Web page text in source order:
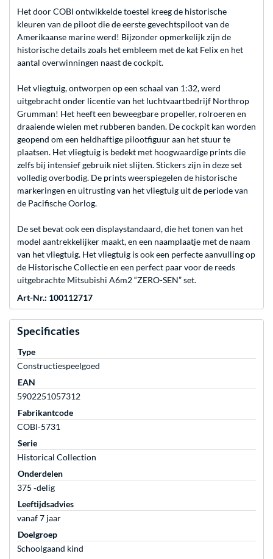
Het door COBI ontwikkelde toestel kreeg de historische
kleuren van de piloot die de eerste gevechtspiloot van de
Amerikaanse marine werd! Bijzonder opmerkelijk zijn de
historische details zoals het embleem met de kat Felix en het
aantal overwinningen naast de cockpit.
Het vliegtuig, ontworpen op een schaal van 1:32, werd
uitgebracht onder licentie van het luchtvaartbedrijf Northrop
Grumman! Het heeft een beweegbare propeller, rolroeren en
draaiende wielen met rubberen banden. De cockpit kan worden
geopend om een heldhaftige pilootfiguur aan het stuur te
plaatsen. Het vliegtuig is bedekt met hoogwaardige prints die
zelfs bij intensief gebruik niet slijten. Stickers zijn in deze set
volledig overbodig. De prints weerspiegelen de historische
markeringen en uitrusting van het vliegtuig uit de periode van
de Pacifische Oorlog.
De set bevat ook een displaystandaard, die het tonen van het
model aantrekkelijker maakt, en een naamplaatje met de naam
van het vliegtuig. Het vliegtuig is ook een perfecte aanvulling op
de Historische Collectie en een perfect paar voor de reeds
uitgebrachte Mitsubishi A6m2 “ZERO-SEN” set.
Art-Nr.: 100112717
Specificaties
Type
Constructiespeelgoed
EAN
5902251057312
Fabrikantcode
COBI-5731
Serie
Historical Collection
Onderdelen
375 ‐delig
Leeftijdsadvies
vanaf 7 jaar
Doelgroep
Schoolgaand kind